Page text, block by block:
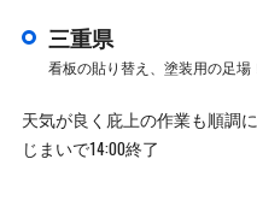
三重県
看板の貼り替え、塗装用の足場
天気が良く庇上の作業も順調
じまいで14:00終了